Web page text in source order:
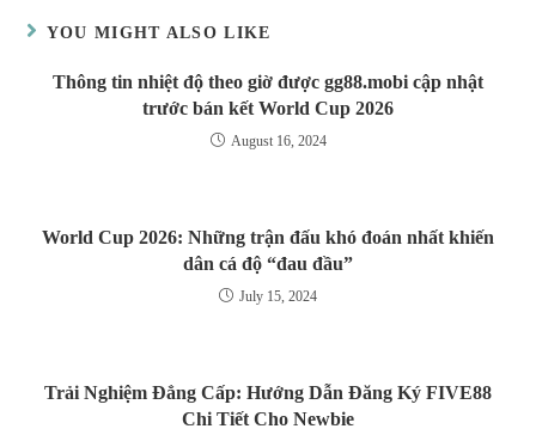
YOU MIGHT ALSO LIKE
Thông tin nhiệt độ theo giờ được gg88.mobi cập nhật
trước bán kết World Cup 2026
August 16, 2024
World Cup 2026: Những trận đấu khó đoán nhất khiến
dân cá độ “đau đầu”
July 15, 2024
Trải Nghiệm Đẳng Cấp: Hướng Dẫn Đăng Ký FIVE88
Chi Tiết Cho Newbie